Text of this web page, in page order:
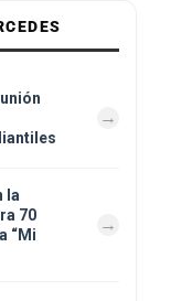
la
70
“Mi